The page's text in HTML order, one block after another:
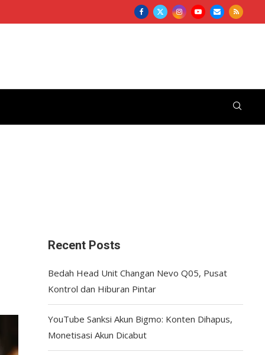
Recent Posts
Bedah Head Unit Changan Nevo Q05, Pusat
Kontrol dan Hiburan Pintar
YouTube Sanksi Akun Bigmo: Konten Dihapus,
Monetisasi Akun Dicabut